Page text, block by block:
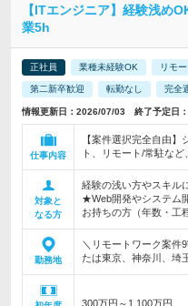
【ITエンジニア】経験浅
業5h
正社員 業種未経験OK リモ
第二新卒歓迎 転勤なし 完全
情報更新日：2026/07/03 終了予定日
仕事内容
【案件選択完全自由
ト、リモート/常駐な
対象と
なる方
経験の浅い方やスキル
★Web開発やシステム
お持ちの方（年数・工
勤務地
＼リモートワーク案件
たは東京、神奈川、埼
300万円～1,100万円